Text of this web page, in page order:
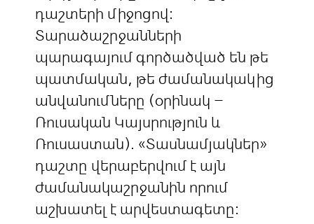
դաշտերի միջոցով:
Տարածաշրջանների
պարագայում գործածված են թե
պատմական, թե ժամանակակից
անվանումները (օրինակ –
Ռուսական Կայսրություն և
Ռուսաստան). «Տասնամյակներ»
դաշտը վերաբերվում է այն
ժամանակաշրջանին որում
աշխատել է արվեստագետը: